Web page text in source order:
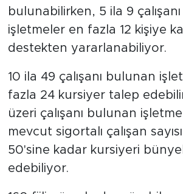
bulunabilirken, 5 ila 9
işletmeler en fazla 12 kişiye
destekten yararlanabiliyor.
10 ila 49 çalışanı bulunan
fazla 24 kursiyer talep
üzeri çalışanı bulunan
mevcut sigortalı çalışan
50'sine kadar kursiyeri
edebiliyor.